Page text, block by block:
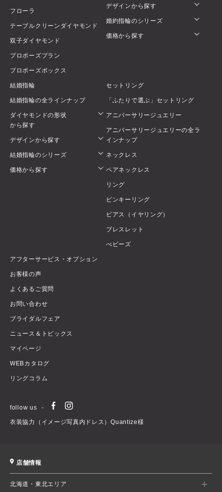
フローラ
テーブルクリーンダイヤモンド
双子ダイヤモンド
プロポーズプラン
プロポーズボックス
デザインから探す
婚約指輪のシリーズ
価格から探す
結婚指輪
結婚指輪の全ラインナップ
ダイヤモンドの形状
から探す
デザインから探す
結婚指輪のシリーズ
価格から探す
セットリング
「ふたりで選ぶ」セットリング
アニバーサリージュエリー
アニバーサリージュエリーの全ラ
インナップ
ネックレス
ペアネックレス
リング
ピンキーリング
ピアス（イヤリング）
ブレスレット
べビーズ
アフターサービス・オプション
お客様の声
よくあるご質問
お問い合わせ
ブライダルフェア
ニュース＆トピックス
マイページ
WEBカタログ
リングコラム
follow us
衣装協力（イメージ写真内ドレス）Quantize様
店舗情報
北海道・東北エリア